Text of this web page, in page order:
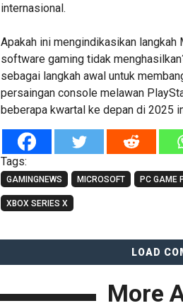
internasional.
Apakah ini mengindikasikan
software gaming tidak
sebagai langkah awal untuk
persaingan console melawan
beberapa kwartal ke depan di 2025
Tags:
GAMINGNEWS MICROSOFT PC GAME
XBOX SERIES X
LOAD
More